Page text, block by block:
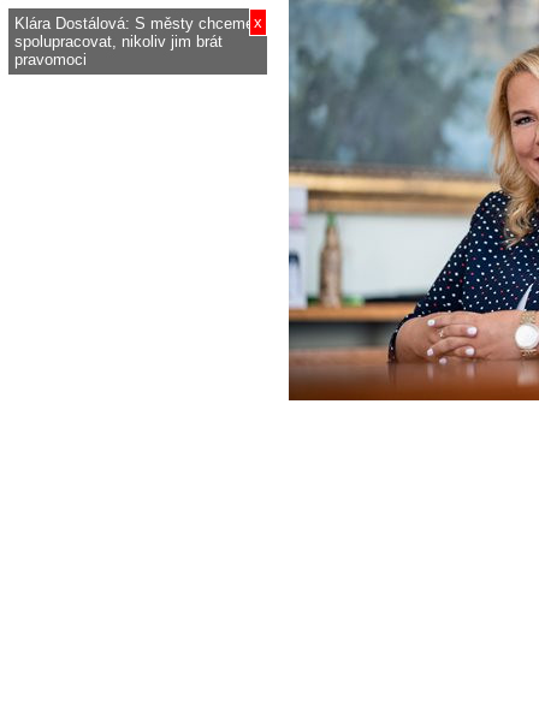
x
Klára Dostálová: S městy chceme
spolupracovat, nikoliv jim brát
pravomoci